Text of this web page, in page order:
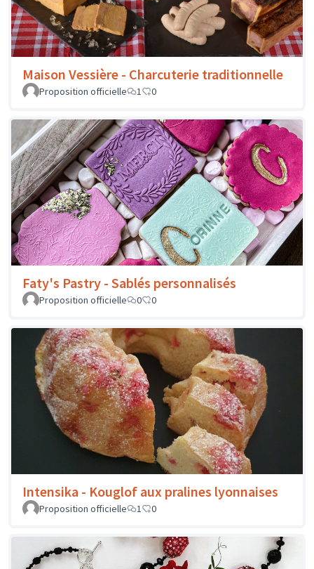
Maison Vessière - Charcuterie traditionnelle
Proposition officielle 1 0
Faty's Pastry - Sablés personnalisés
Proposition officielle 0 0
Intensika - Kouglof aux pralines lyonnaises
Proposition officielle 1 0